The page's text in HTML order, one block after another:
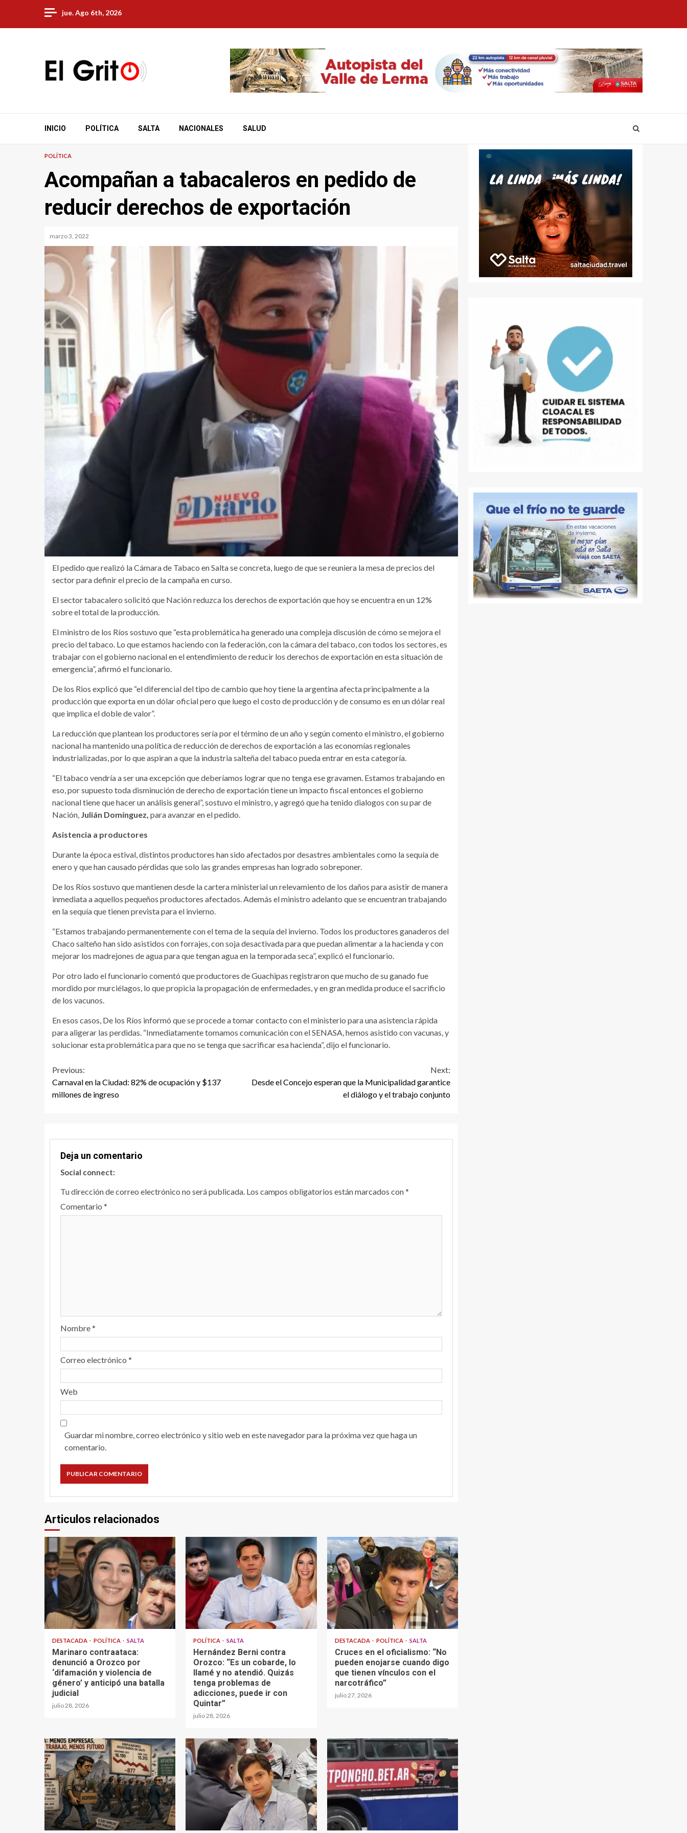
content
jue. Ago 6th, 2026
INICIO POLÍTICA SALTA NACIONALES SALUD
POLÍTICA
Acompañan a tabacaleros en pedido de
reducir derechos de exportación
marzo 3, 2022
El pedido que realizó la Cámara de Tabaco en Salta se concreta, luego de que se reuniera la mesa de precios del
sector para definir el precio de la campaña en curso.
El sector tabacalero solicitó que Nación reduzca los derechos de exportación que hoy se encuentra en un 12%
sobre el total de la producción.
El ministro de los Ríos sostuvo que “esta problemática ha generado una compleja discusión de cómo se mejora el
precio del tabaco. Lo que estamos haciendo con la federación, con la cámara del tabaco, con todos los sectores, es
trabajar con el gobierno nacional en el entendimiento de reducir los derechos de exportación en esta situación de
emergencia”, afirmó el funcionario.
De los Rios explicó que “el diferencial del tipo de cambio que hoy tiene la argentina afecta principalmente a la
producción que exporta en un dólar oficial pero que luego el costo de producción y de consumo es en un dólar real
que implica el doble de valor”.
La reducción que plantean los productores sería por el término de un año y según comento el ministro, el gobierno
nacional ha mantenido una política de reducción de derechos de exportación a las economías regionales
industrializadas, por lo que aspiran a que la industria salteña del tabaco pueda entrar en esta categoría.
“El tabaco vendría a ser una excepción que deberíamos lograr que no tenga ese gravamen. Estamos trabajando en
eso, por supuesto toda disminución de derecho de exportación tiene un impacto fiscal entonces el gobierno
nacional tiene que hacer un análisis general”, sostuvo el ministro, y agregó que ha tenido dialogos con su par de
Nación, Julián Domínguez, para avanzar en el pedido.
Asistencia a productores
Durante la época estival, distintos productores han sido afectados por desastres ambientales como la sequía de
enero y que han causado pérdidas que solo las grandes empresas han logrado sobreponer.
De los Ríos sostuvo que mantienen desde la cartera ministerial un relevamiento de los daños para asistir de manera
inmediata a aquellos pequeños productores afectados. Además el ministro adelanto que se encuentran trabajando
en la sequía que tienen prevista para el invierno.
“Estamos trabajando permanentemente con el tema de la sequía del invierno. Todos los productores ganaderos del
Chaco salteño han sido asistidos con forrajes, con soja desactivada para que puedan alimentar a la hacienda y con
mejorar los madrejones de agua para que tengan agua en la temporada seca”, explicó el funcionario.
Por otro lado el funcionario comentó que productores de Guachipas registraron que mucho de su ganado fue
mordido por murciélagos, lo que propicia la propagación de enfermedades, y en gran medida produce el sacrificio
de los vacunos.
En esos casos, De los Ríos informó que se procede a tomar contacto con el ministerio para una asistencia rápida
para aligerar las perdidas. “Inmediatamente tomamos comunicación con el SENASA, hemos asistido con vacunas, y
solucionar esta problemática para que no se tenga que sacrificar esa hacienda”, dijo el funcionario.
Continue
Reading
Previous:
Carnaval en la Ciudad: 82% de ocupación y $137
millones de ingreso
Next:
Desde el Concejo esperan que la Municipalidad garantice
el diálogo y el trabajo conjunto
Deja un comentario
Social connect:
Tu dirección de correo electrónico no será publicada. Los campos obligatorios están marcados con*
Comentario *
Nombre*
Correo electrónico *
Web
Guardar mi nombre, correo electrónico y sitio web en este navegador para la próxima vez que haga un
comentario.
Articulos relacionados
DESTACADA POLÍTICA SALTA
Marinaro contraataca:
denunció a Orozco por
‘difamación y violencia de
género’ y anticipó una batalla
judicial
julio 28, 2026
POLÍTICA SALTA
Hernández Berni contra
Orozco: “Es un cobarde, lo
llamé y no atendió. Quizás
tenga problemas de
adicciones, puede ir con
Quintar”
julio 28, 2026
DESTACADA POLÍTICA SALTA
Cruces en el oficialismo: “No
pueden enojarse cuando digo
que tienen vínculos con el
narcotráfico”
julio 27, 2026